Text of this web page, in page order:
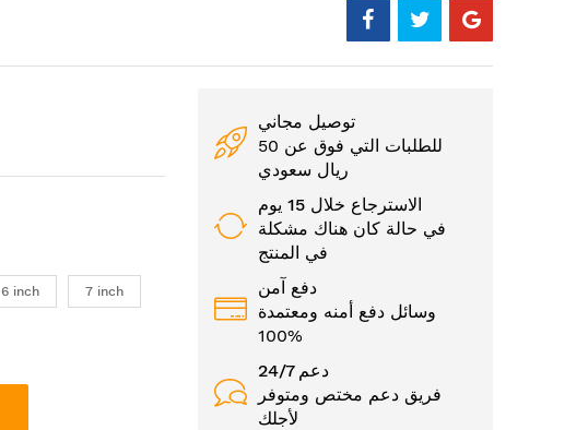
6 inch 7 inch
توصيل مجاني
للطلبات التي فوق عن 50
ريال سعودي
الاسترجاع خلال 15 يوم
في حالة كان هناك مشكلة
في المنتج
دفع آمن
وسائل دفع أمنه ومعتمدة
100%
24/7 دعم
فريق دعم مختص ومتوفر
لأجلك